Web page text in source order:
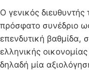
Ο γενικός
πρόσφατο συνέδριο
επενδυτική βαθμίδα,
ελληνικής
δηλαδή μία